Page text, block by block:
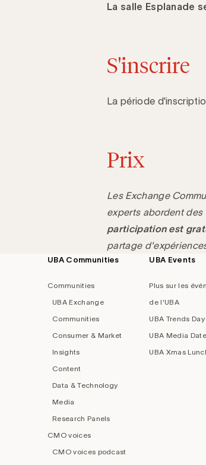
La salle Esplanade
S'inscrire
La période
Prix
Les Exchange
experts abordent des
participation est
partage
Footer
UBA Communities
Communities
UBA Exchange
Communities
Consumer & Market
Insights
Content
Data & Technology
Media
Research Panels
CMO voices
CMO voices podcast
UBA Events
Plus sur les
de l'UBA
UBA Trends Day
UBA Media Date
UBA Xmas